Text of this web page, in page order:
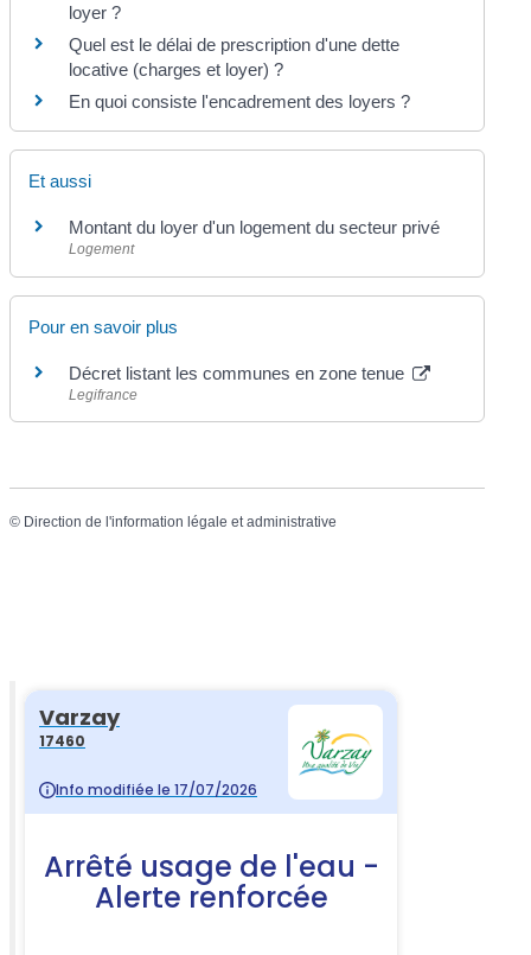
loyer ?
Quel est le délai de prescription d'une dette
locative (charges et loyer) ?
En quoi consiste l'encadrement des loyers ?
Et aussi
Montant du loyer d'un logement du secteur privé
Logement
Pour en savoir plus
Décret listant les communes en zone tenue
Legifrance
© Direction de l'information légale et administrative